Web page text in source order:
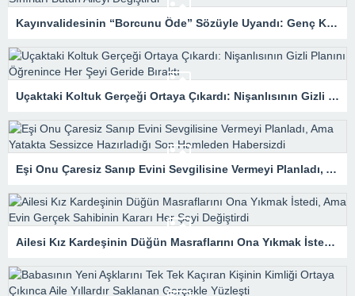
Kayınvalidesinin “Borcunu Öde” Sözüyle Uyandı: Genç Kadının Sınırları Bütün Aileyi Değiştirdi
Uçaktaki Koltuk Gerçeği Ortaya Çıkardı: Nişanlısının Gizli Planını Öğrenince Her Şeyi Geride Bıraktı
Eşi Onu Çaresiz Sanıp Evini Sevgilisine Vermeyi Planladı, Ama Yatakta Sessizce Hazırladığı Son Hamleden Habersizdi
Ailesi Kız Kardeşinin Düğün Masraflarını Ona Yıkmak İstedi, Ama Evin Gerçek Sahibinin Kararı Her Şeyi Değiştirdi